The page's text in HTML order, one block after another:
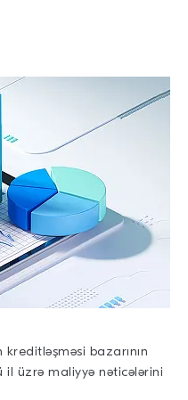
bazarının
üzrə maliyyə nəticələrini